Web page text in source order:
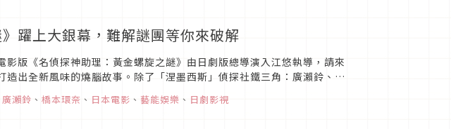
躍上大銀幕，難解謎團等你來破解
版《名偵探神助理：黃金螺旋之謎》由日劇版總導演入江悠執導，請來
造出全新風味的燒腦故事。除了「涅墨西斯」偵探社鐵三角：廣瀨鈴、櫻
廣瀨鈴 、 橋本環奈 、 日本電影 、 藝能娛樂 、 日劇影視